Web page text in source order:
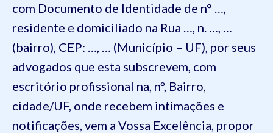
com Documento de Identidade de n° …,
residente e domiciliado na Rua …, n. …, …
(bairro), CEP: …, … (Município – UF), por seus
advogados que esta subscrevem, com
escritório profissional na, nº, Bairro,
cidade/UF, onde recebem intimações e
notificações, vem a Vossa Excelência, propor